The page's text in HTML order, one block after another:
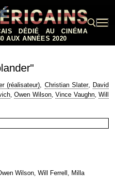
DÉDIÉ AU CINÉMA
AUX ANNÉES 2020
Rechercher :
(réalisateur), Christian Slater, David
,Owen Wilson,Vince Vaughn,Will
Wilson, Will Ferrell, Milla